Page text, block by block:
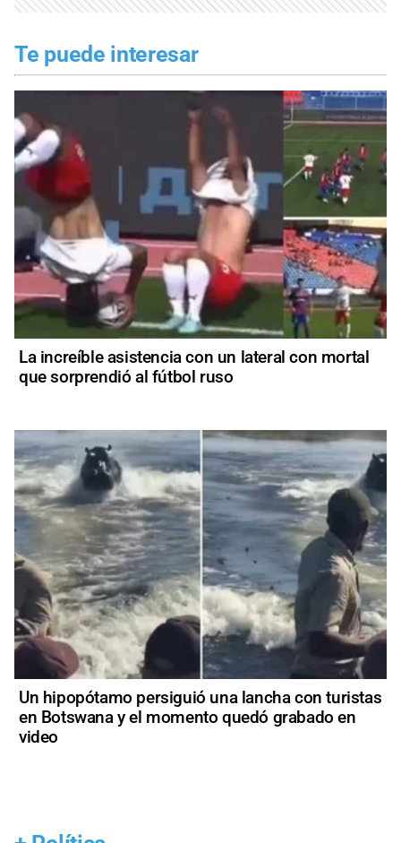
Te puede interesar
La increíble asistencia con un lateral con mortal
que sorprendió al fútbol ruso
Un hipopótamo persiguió una lancha con turistas
en Botswana y el momento quedó grabado en
video